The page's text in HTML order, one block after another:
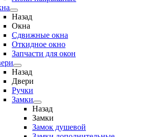
Назад
Окна
Сдвижные окна
Откидное окно
Запчасти для окон
Назад
Двери
Ручки
Замки
Назад
Замки
Замок душевой